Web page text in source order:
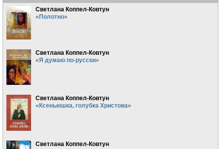
Светлана Коппел-Ковтун
«Полотно»
Светлана Коппел-Ковтун
«Я думаю по-русски»
Светлана Коппел-Ковтун
«Ксеньюшка, голубка Христова»
Светлана Коппел-Ковтун